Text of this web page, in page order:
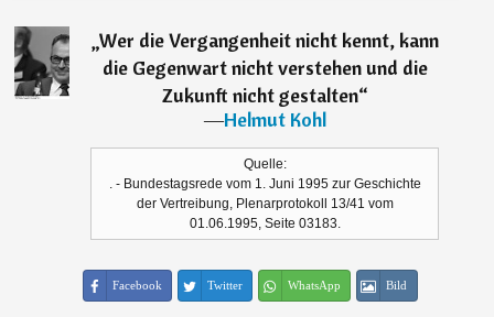
„Wer die Vergangenheit nicht kennt, kann
die Gegenwart nicht verstehen und die
Zukunft nicht gestalten“
―Helmut Kohl
Quelle:
. - Bundestagsrede vom 1. Juni 1995 zur Geschichte
der Vertreibung, Plenarprotokoll 13/41 vom
01.06.1995, Seite 03183.
Facebook Twitter WhatsApp Bild